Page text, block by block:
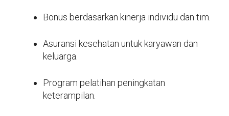
Bonus berdasarkan kinerja individu dan tim.
Asuransi kesehatan untuk karyawan dan
keluarga.
Program pelatihan peningkatan
keterampilan.